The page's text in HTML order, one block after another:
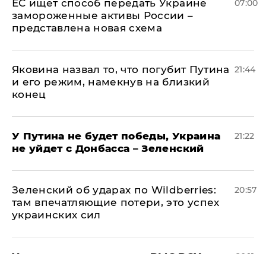
ЕС ищет способ передать Украине
замороженные активы России –
представлена новая схема
07:00
Яковина назвал то, что погубит Путина
и его режим, намекнув на близкий
конец
21:44
У Путина не будет победы, Украина
не уйдет с Донбасса – Зеленский
21:22
Зеленский об ударах по Wildberries:
там впечатляющие потери, это успех
украинских сил
20:57